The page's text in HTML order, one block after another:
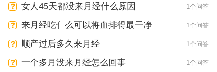
女人45天都没来月经什么原因 1个问答
来月经吃什么可以将血排得最干净 1个问答
顺产过后多久来月经 1个问答
一个多月没来月经怎么回事 1个问答